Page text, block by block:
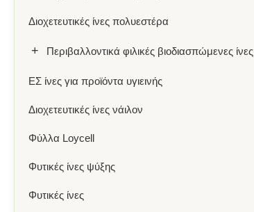
Διοχετευτικές ίνες πολυεστέρα
+ Περιβαλλοντικά φιλικές βιοδιασπώμενες ίνες
ΕΣ ίνες για προϊόντα υγιεινής
Διοχετευτικές ίνες νάιλον
Φύλλα Loycell
Φυτικές ίνες ψύξης
Φυτικές ίνες